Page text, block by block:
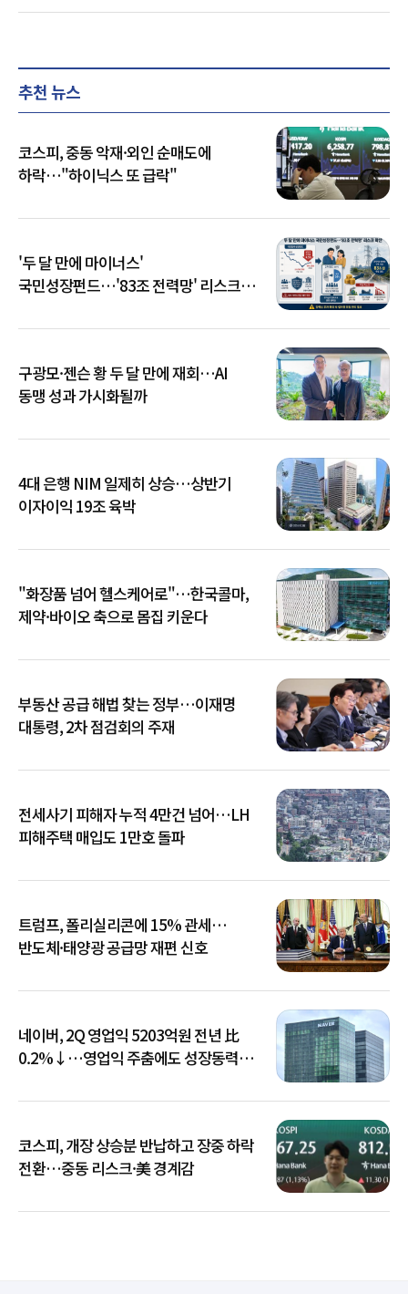
추천 뉴스
코스피, 중동 악재·외인 순매도에
하락…"하이닉스 또 급락"
'두 달 만에 마이너스'
국민성장펀드…'83조 전력망' 리스크
구광모·젠슨 황 두 달 만에 재회…AI
동맹 성과 가시화될까
4대 은행 NIM 일제히 상승…상반기
이자이익 19조 육박
"화장품 넘어 헬스케어로"…한국콜마,
제약·바이오 축으로 몸집 키운다
부동산 공급 해법 찾는 정부…이재명
대통령, 2차 점검회의 주재
전세사기 피해자 누적 4만건 넘어…LH
피해주택 매입도 1만호 돌파
트럼프, 폴리실리콘에 15% 관세…
반도체·태양광 공급망 재편 신호
네이버, 2Q 영업익 5203억원 전년 比
0.2%↓…영업익 주춤에도 성장동력
코스피, 개장 상승분 반납하고 장중 하락
전환…중동 리스크·美 경계감